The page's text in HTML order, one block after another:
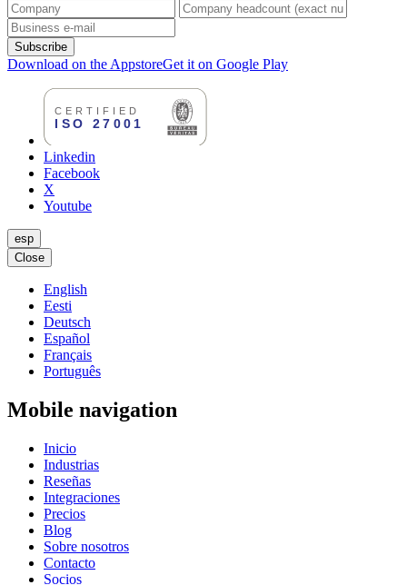
Subscribe
Download on the AppstoreGet it on Google Play
Linkedin
Facebook
X
Youtube
esp
Close
English
Eesti
Deutsch
Español
Français
Português
Mobile navigation
Inicio
Industrias
Reseñas
Integraciones
Precios
Blog
Sobre nosotros
Contacto
Socios